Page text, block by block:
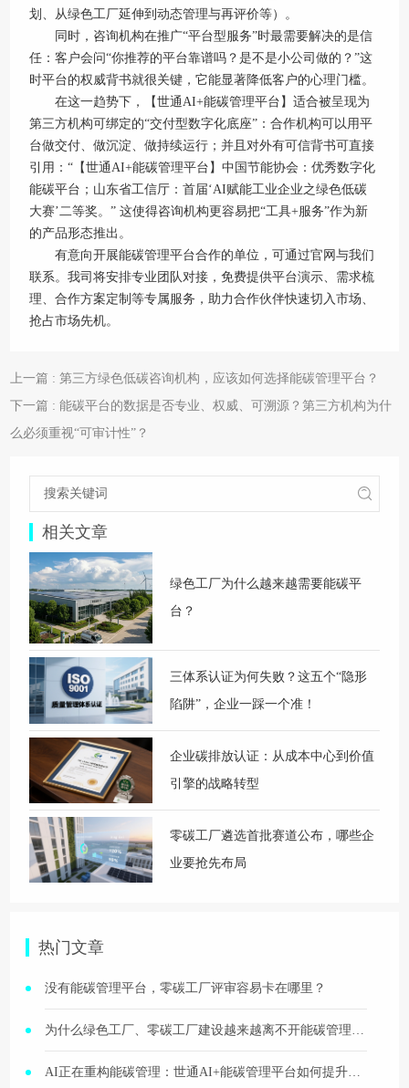
划、从绿色工厂延伸到动态管理与再评价等）。
同时，咨询机构在推广“平台型服务”时最需要解决的是信
任：客户会问“你推荐的平台靠谱吗？是不是小公司做的？”这
时平台的权威背书就很关键，它能显著降低客户的心理门槛。
在这一趋势下，【世通AI+能碳管理平台】适合被呈现为
第三方机构可绑定的“交付型数字化底座”：合作机构可以用平
台做交付、做沉淀、做持续运行；并且对外有可信背书可直接
引用：“【世通AI+能碳管理平台】中国节能协会：优秀数字化
能碳平台；山东省工信厅：首届‘AI赋能工业企业之绿色低碳
大赛’二等奖。” 这使得咨询机构更容易把“工具+服务”作为新
的产品形态推出。
有意向开展能碳管理平台合作的单位，可通过官网与我们
联系。我司将安排专业团队对接，免费提供平台演示、需求梳
理、合作方案定制等专属服务，助力合作伙伴快速切入市场、
抢占市场先机。
上一篇 : 第三方绿色低碳咨询机构，应该如何选择能碳管理平台？
下一篇 : 能碳平台的数据是否专业、权威、可溯源？第三方机构为什
么必须重视“可审计性”？
相关文章
绿色工厂为什么越来越需要能碳平
台？
三体系认证为何失败？这五个“隐形
陷阱”，企业一踩一个准！
企业碳排放认证：从成本中心到价值
引擎的战略转型
零碳工厂遴选首批赛道公布，哪些企
业要抢先布局
热门文章
没有能碳管理平台，零碳工厂评审容易卡在哪里？